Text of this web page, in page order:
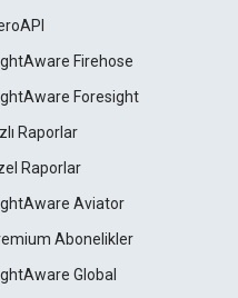
Firehose
Foresight
Raporlar
Raporlar
Aviator
Abonelikler
Global